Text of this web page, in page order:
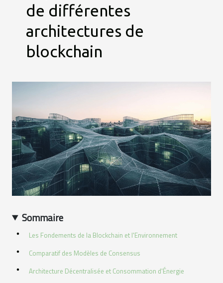
de différentes
architectures de
blockchain
Sommaire
Les Fondements de la Blockchain et l'Environnement
Comparatif des Modèles de Consensus
Architecture Décentralisée et Consommation d'Énergie